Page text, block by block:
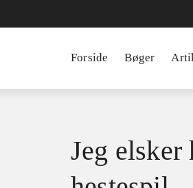
Forside Bøger
Jeg